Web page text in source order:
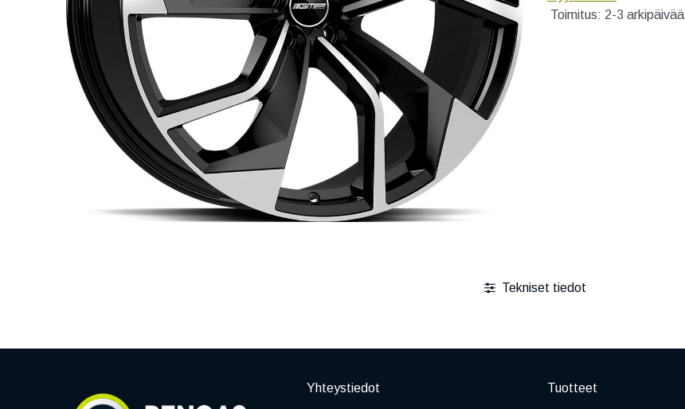
Toimitus: 2-3 arkipäivää
Tekniset tiedot
Yhteystiedot Tuotteet